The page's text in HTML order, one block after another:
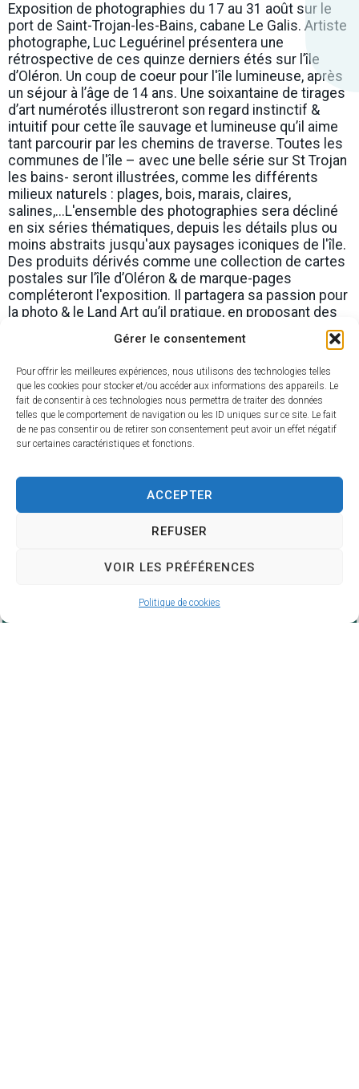
Gérer le consentement
Pour offrir les meilleures expériences, nous utilisons des technologies telles
que les cookies pour stocker et/ou accéder aux informations des appareils. Le
fait de consentir à ces technologies nous permettra de traiter des données
telles que le comportement de navigation ou les ID uniques sur ce site. Le fait
de ne pas consentir ou de retirer son consentement peut avoir un effet négatif
sur certaines caractéristiques et fonctions.
ACCEPTER
REFUSER
VOIR LES PRÉFÉRENCES
Politique de cookies
Exposition de photographies du 17 au 31 août sur le
port de Saint-Trojan-les-Bains, cabane Le Galis. Artiste
photographe, Luc Leguérinel présentera une
rétrospective de ces quinze derniers étés sur l’île
d’Oléron. Un coup de coeur pour l'île lumineuse, après
un séjour à l’âge de 14 ans. Une soixantaine de tirages
d’art numérotés illustreront son regard instinctif &
intuitif pour cette île sauvage et lumineuse qu’il aime
tant parcourir par les chemins de traverse. Toutes les
communes de l'île – avec une belle série sur St Trojan
les bains- seront illustrées, comme les différents
milieux naturels : plages, bois, marais, claires,
salines,...L'ensemble des photographies sera décliné
en six séries thématiques, depuis les détails plus ou
moins abstraits jusqu'aux paysages iconiques de l'île.
Des produits dérivés comme une collection de cartes
postales sur l’île d’Oléron & de marque-pages
compléteront l'exposition. Il partagera sa passion pour
la photo & le Land Art qu’il pratique, en proposant des
Gatseau. Petits & grands s'amuseront à créer des
installations individuelles et collectives comme un
mandala géant, avec les matériaux naturels glanés sur
place. Un goûter clôturera l'animation dans un esprit
amical.
Tarif : Gratuit.
Catégorie : Exposition
Thème de la manifestation : Art contemporain
Site de l'office de tourisme Oléron Marennes
Date de fin : 31 août 2026
Lieu : Pôle no 2 Quai Raoul Coulon Rive gauche